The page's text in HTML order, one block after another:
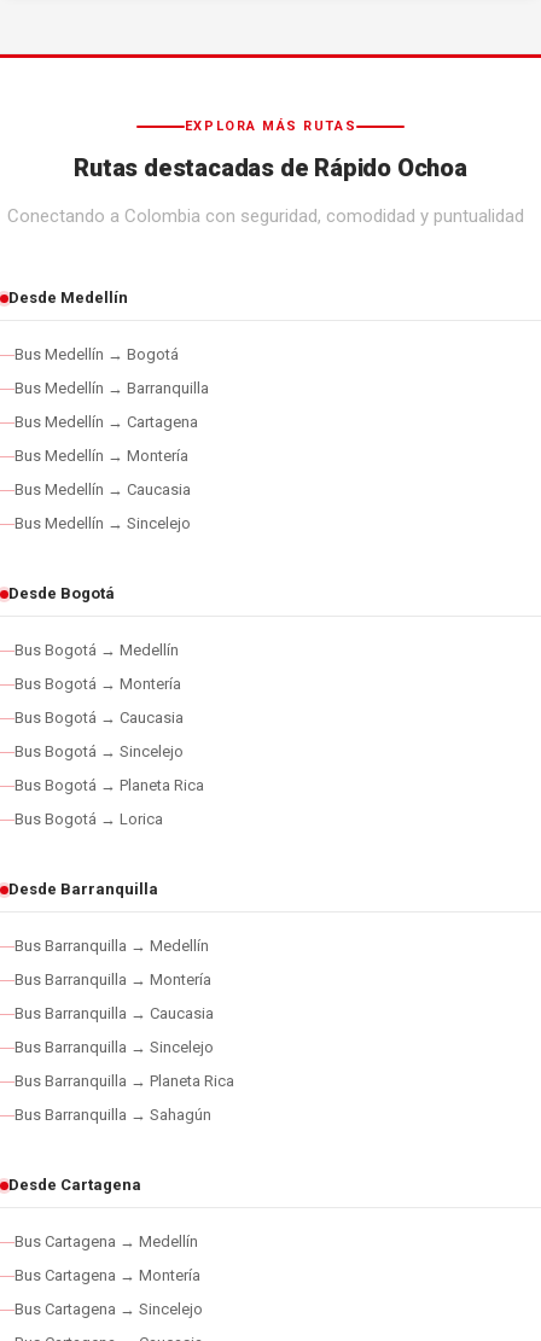
EXPLORA MÁS RUTAS
Rutas destacadas de Rápido Ochoa
Conectando a Colombia con seguridad, comodidad y puntualidad
Desde Medellín
Bus Medellín → Bogotá
Bus Medellín → Barranquilla
Bus Medellín → Cartagena
Bus Medellín → Montería
Bus Medellín → Caucasia
Bus Medellín → Sincelejo
Desde Bogotá
Bus Bogotá → Medellín
Bus Bogotá → Montería
Bus Bogotá → Caucasia
Bus Bogotá → Sincelejo
Bus Bogotá → Planeta Rica
Bus Bogotá → Lorica
Desde Barranquilla
Bus Barranquilla → Medellín
Bus Barranquilla → Montería
Bus Barranquilla → Caucasia
Bus Barranquilla → Sincelejo
Bus Barranquilla → Planeta Rica
Bus Barranquilla → Sahagún
Desde Cartagena
Bus Cartagena → Medellín
Bus Cartagena → Montería
Bus Cartagena → Sincelejo